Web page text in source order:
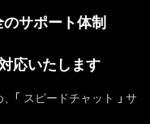
サポート体制
応いたします
「 スピードチャット 」 サ